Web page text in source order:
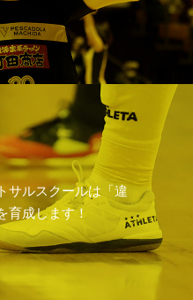
サルスクールは「違
育成します！